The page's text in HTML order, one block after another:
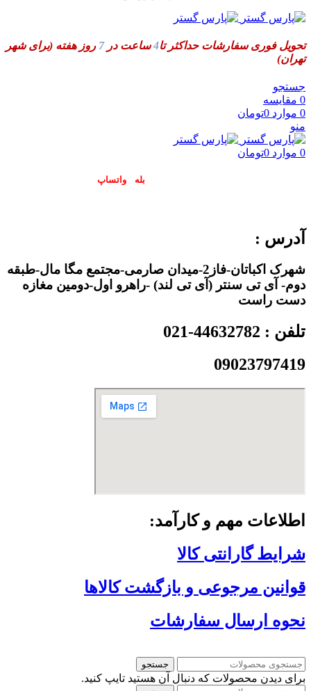
تحویل فوری سفارشات حداکثر تا4ساعت در7 روز هفته (برای شهر
تهران)
جستجو
0 مقایسه
0 موارد 0تومان
منو
0 موارد 0تومان
بله واتساپ
آدرس :
شهرک اکباتان-فاز2-میدان صارمی-مجتمع مگا مال-طبقه
دوم- آی تی سنتر (آی تی لند) -راهرو اول-دومین مغازه
دست راست
تلفن : 44632782-021
09023797419
اطلاعات مهم و کارآمد:
شرایط گارانتی کالا
قوانین مرجوعی و بازگشت کالاها
نحوه ارسال سفارشات
جستجو
برای دیدن محصولات که دنبال آن هستید تایپ کنید.